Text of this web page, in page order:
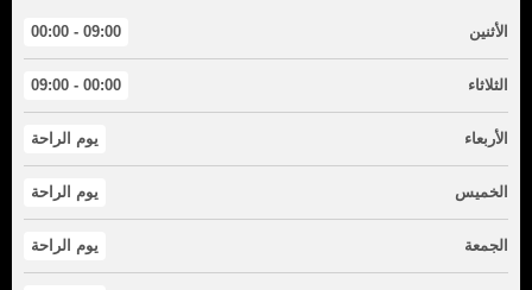
الأثنين 09:00 - 00:00
الثلاثاء 00:00 - 09:00
الأربعاء يوم الراحة
الخميس يوم الراحة
الجمعة يوم الراحة